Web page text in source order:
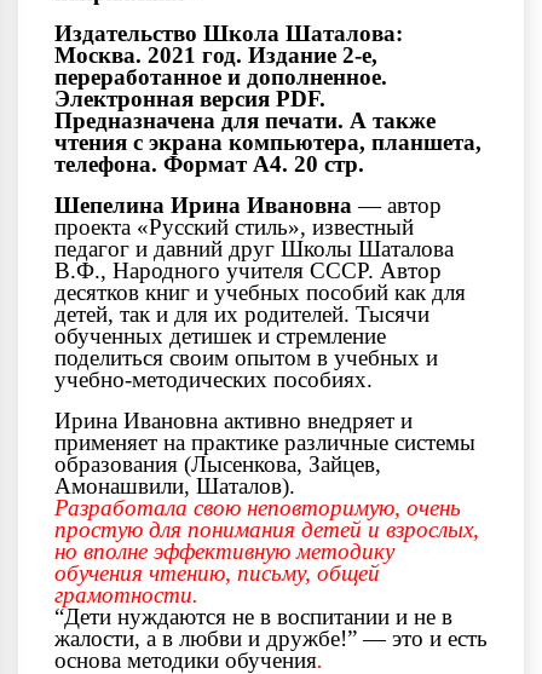
Издательство Школа Шаталова:
Москва. 2021 год. Издание 2-е,
переработанное и дополненное.
Электронная версия PDF.
Предназначена для печати. А также
чтения с экрана компьютера, планшета,
телефона. Формат А4. 20 стр.
Шепелина Ирина Ивановна — автор
проекта «Русский стиль», известный
педагог и давний друг Школы Шаталова
В.Ф., Народного учителя СССР. Автор
десятков книг и учебных пособий как для
детей, так и для их родителей. Тысячи
обученных детишек и стремление
поделиться своим опытом в учебных и
учебно-методических пособиях.
Ирина Ивановна активно внедряет и
применяет на практике различные системы
образования (Лысенкова, Зайцев,
Амонашвили, Шаталов).
Разработала свою неповторимую, очень
простую для понимания детей и взрослых,
но вполне эффективную методику
обучения чтению, письму, общей
грамотности.
“Дети нуждаются не в воспитании и не в
жалости, а в любви и дружбе!” — это и есть
основа методики обучения.